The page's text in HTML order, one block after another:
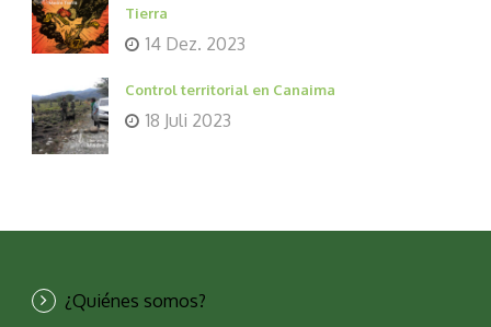
Tierra
14 Dez. 2023
Control territorial en Canaima
18 Juli 2023
¿Quiénes somos?